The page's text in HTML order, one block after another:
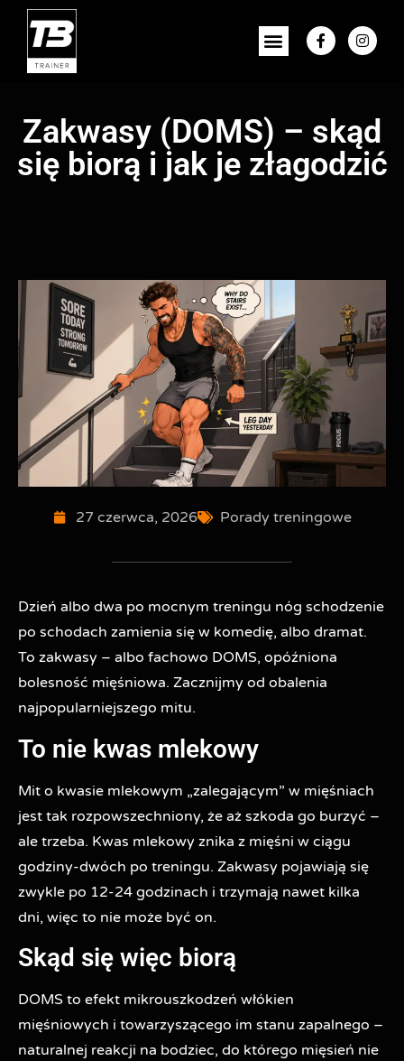
Zakwasy (DOMS) – skąd
się biorą i jak je złagodzić
27 czerwca, 2026 Porady treningowe
Dzień albo dwa po mocnym treningu nóg schodzenie
po schodach zamienia się w komedię, albo dramat.
To zakwasy – albo fachowo DOMS, opóźniona
bolesność mięśniowa. Zacznijmy od obalenia
najpopularniejszego mitu.
To nie kwas mlekowy
Mit o kwasie mlekowym „zalegającym” w mięśniach
jest tak rozpowszechniony, że aż szkoda go burzyć –
ale trzeba. Kwas mlekowy znika z mięśni w ciągu
godziny-dwóch po treningu. Zakwasy pojawiają się
zwykle po 12-24 godzinach i trzymają nawet kilka
dni, więc to nie może być on.
Skąd się więc biorą
DOMS to efekt mikrouszkodzeń włókien
mięśniowych i towarzyszącego im stanu zapalnego –
naturalnej reakcji na bodziec, do którego mięsień nie